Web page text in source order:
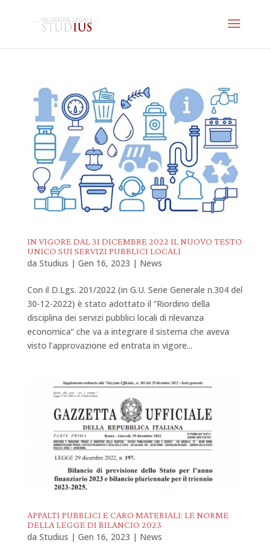
IN VIGORE DAL 31 DICEMBRE 2022 IL NUOVO TESTO
UNICO SUI SERVIZI PUBBLICI LOCALI
da Studius | Gen 16, 2023 | News
Con il D.Lgs. 201/2022 (in G.U. Serie Generale n.304 del
30-12-2022) è stato adottato il “Riordino della
disciplina dei servizi pubblici locali di rilevanza
economica” che va a integrare il sistema che aveva
visto l’approvazione ed entrata in vigore...
APPALTI PUBBLICI E CARO MATERIALI: LE NORME
DELLA LEGGE DI BILANCIO 2023
da Studius | Gen 16, 2023 | News